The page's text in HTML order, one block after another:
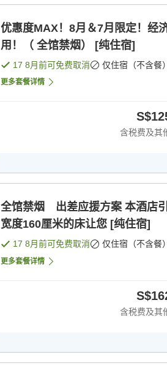
优惠度MAX！8月＆7月限定！经
用！（ 全馆禁烟） [纯住宿]
17 8月前可免费取消 仅住宿（不含餐）
更多套餐详情
含税费及其
全馆禁烟 出差应援方案 本酒店
宽度160厘米的床让您 [纯住宿]
17 8月前可免费取消 仅住宿（不含餐）
更多套餐详情
含税费及其